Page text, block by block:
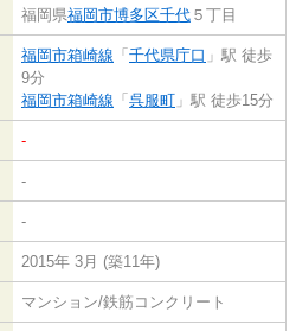
福岡県福岡市博多区千代 ５丁目
福岡市箱崎線 「 千代県庁口 」駅 徒歩
9分
福岡市箱崎線 「 呉服町 」駅 徒歩15分
-
-
-
2015年 3月 (築11年)
マンション/鉄筋コンクリート